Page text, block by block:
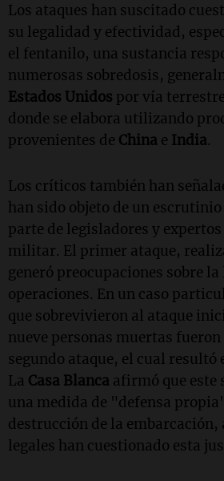
Los ataques han suscitado
su legalidad y efectividad,
el fentanilo, una sustancia
numerosas sobredosis,
Estados Unidos por vía
donde se elabora utilizando
provenientes de China e India.
Los críticos también han
han sido objeto de un
parte de legisladores y expertos
militar. El primer ataque,
generó preocupaciones sobre
operaciones. En un caso
que sobrevivieron al ataque
nueve personas muertas fueron
segundo ataque, el cual resultó
La Casa Blanca afirmó que este
una medida de "defensa
destrucción de la embarcación,
legales han cuestionado esta